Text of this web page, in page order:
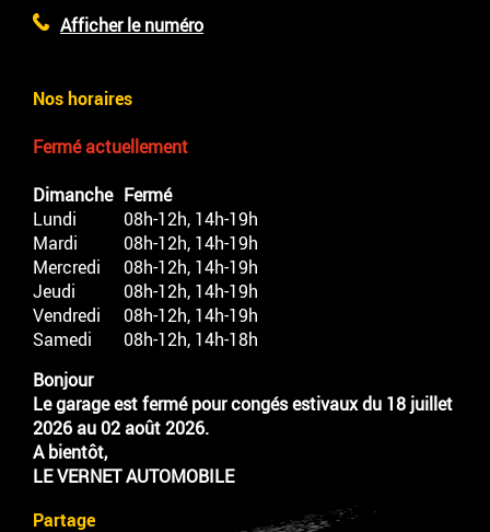
Afficher le numéro
Nos horaires
Fermé actuellement
Dimanche Fermé
Lundi
08h-12h, 14h-19h
Mardi
08h-12h, 14h-19h
Mercredi
08h-12h, 14h-19h
Jeudi
08h-12h, 14h-19h
Vendredi
08h-12h, 14h-19h
Samedi
08h-12h, 14h-18h
Bonjour
Le garage est fermé pour congés estivaux du 18 juillet
2026 au 02 août 2026.
A bientôt,
LE VERNET AUTOMOBILE
Partage